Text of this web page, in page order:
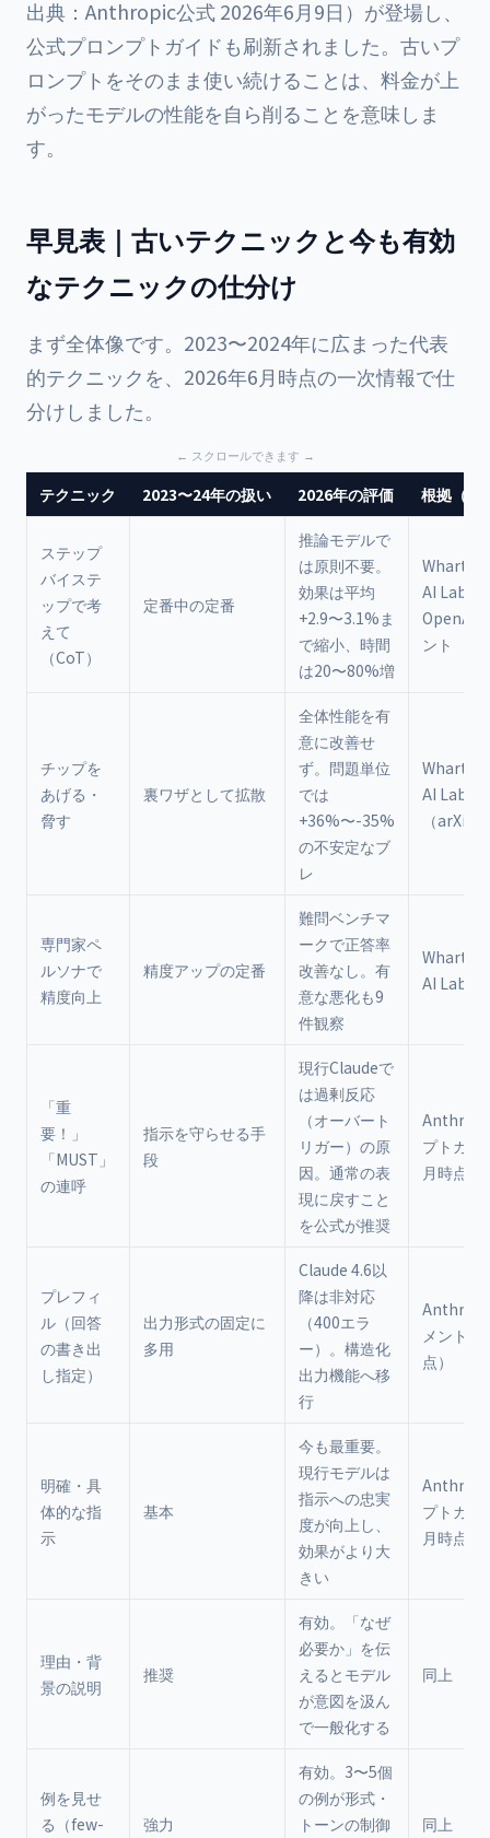
出典：Anthropic公式 2026年6月9日）が登場し、
公式プロンプトガイドも刷新されました。古いプ
ロンプトをそのまま使い続けることは、料金が上
がったモデルの性能を自ら削ることを意味しま
す。
早見表｜古いテクニックと今も有効
なテクニックの仕分け
まず全体像です。2023〜2024年に広まった代表
的テクニックを、2026年6月時点の一次情報で仕
分けしました。
テクニック 2023〜24年の扱い 2026年の評価 根拠（出
ステップ
バイステ
ップで考
えて
（CoT）
定番中の定番
推論モデルで
は原則不要。
効果は平均
+2.9〜3.1%ま
で縮小、時間
は20〜80%増
Wharton
AI Labs
OpenAI
ント
チップを
あげる・
脅す
裏ワザとして拡散
全体性能を有
意に改善せ
ず。問題単位
では
+36%〜-35%
の不安定なブ
レ
Wharton
AI Labs
（
専門家ペ
ルソナで
精度向上
精度アップの定番
難問ベンチマ
ークで正答率
改善なし。有
意な悪化も9
件観察
Wharton
AI Labs
「重
要！」
「MUST」
の連呼
指示を守らせる手
段
現行Claudeで
は過剰反応
（オーバート
リガー）の原
因。通常の表
現に戻すこと
を公式が推奨
プトガイ
月時点）
プレフィ
ル（回答
の書き出
し指定）
出力形式の固定に
多用
Claude 4.6以
降は非対応
（400エラ
ー）。構造化
出力機能へ移
行
メント
点）
明確・具
体的な指
示
基本
今も最重要。
現行モデルは
指示への忠実
度が向上し、
効果がより大
きい
プトガイ
月時点）
理由・背
景の説明
推奨
有効。「なぜ
必要か」を伝
えるとモデル
が意図を汲ん
で一般化する
同上
例を見せ
る（few-
強力
有効。3〜5個
の例が形式・
トーンの制御
同上